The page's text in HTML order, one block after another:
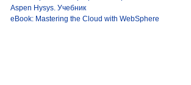
Aspen Hysys. Учебник
eBook: Mastering the Cloud with WebSphere